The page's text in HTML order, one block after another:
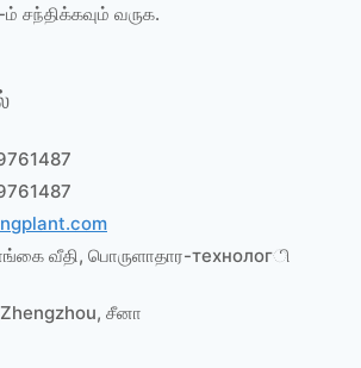
சந்திக்கவும் வருக.
வீதி, பொருளாதார-технологி
Zhengzhou, சீனா